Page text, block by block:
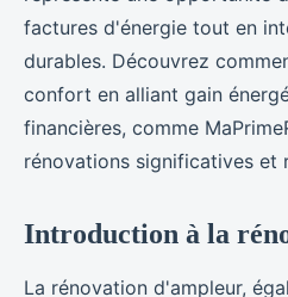
factures d'énergie tout en
durables. Découvrez
confort en alliant gain
financières, comme
rénovations significatives et
Introduction à la
La rénovation d'ampleur,